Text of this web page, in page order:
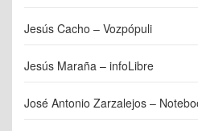
Jesús Cacho – Vozpópuli
Jesús Maraña – infoLibre
José Antonio Zarzalejos –